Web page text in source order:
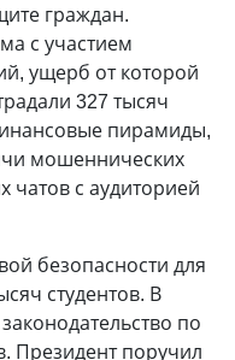
граждан.
с участием
ущерб от которой
327 тысяч
пирамиды,
мошеннических
чатов с аудиторией
безопасности для
студентов. В
по
Президент поручил